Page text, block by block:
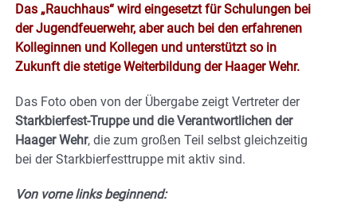
Das „Rauchhaus“ wird eingesetzt für Schulungen bei
der Jugendfeuerwehr, aber auch bei den erfahrenen
Kolleginnen und Kollegen und unterstützt so in
Zukunft die stetige Weiterbildung der Haager Wehr.
Das Foto oben von der Übergabe zeigt Vertreter der
Starkbierfest-Truppe und die Verantwortlichen der
Haager Wehr, die zum großen Teil selbst gleichzeitig
bei der Starkbierfesttruppe mit aktiv sind.
Von vorne links beginnend: